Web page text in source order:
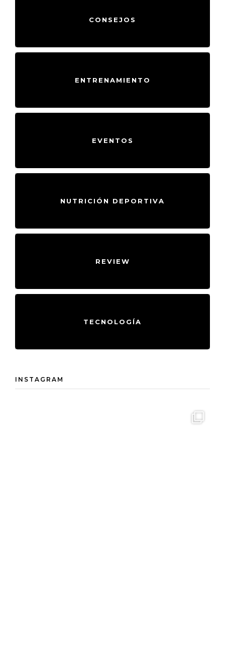
CONSEJOS
ENTRENAMIENTO
EVENTOS
NUTRICIÓN DEPORTIVA
REVIEW
TECNOLOGÍA
INSTAGRAM